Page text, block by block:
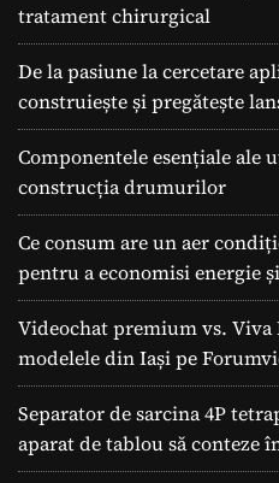
tratament chirurgical
De la pasiune la cercetare
construiește și pregătește
Componentele esențiale ale
construcția drumurilor
Ce consum are un aer
pentru a economisi energie
Videochat premium vs. Viva
modelele din Iași pe
Separator de sarcina 4P
aparat de tablou să conteze